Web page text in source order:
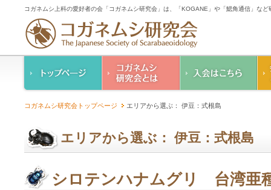
コガネムシ上科の愛好者の会「コガネムシ研究会」は、「KOGANE」や「鰓角通信」な
ご案内
幹事紹介
コガネムシ研究会トップページ エリアから選ぶ： 伊豆：式根島
エリアから選ぶ： 伊豆：式根島
シロテンハナムグリ 台湾亜